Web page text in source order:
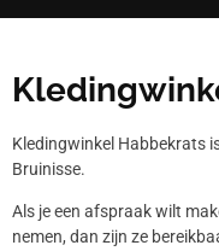
Kledingwinkel Habbekrats
Bruinisse.
Als je een afspraak wilt
nemen, dan zijn ze